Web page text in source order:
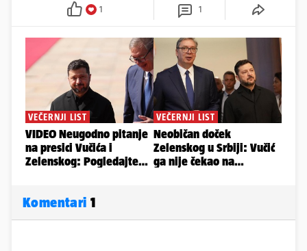
1 1
Komentari 1